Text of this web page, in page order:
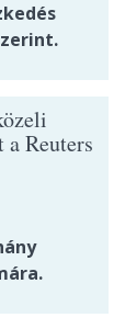
Reuters